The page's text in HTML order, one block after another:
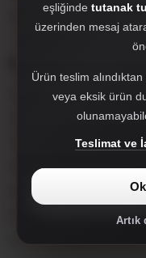
905527980412
Far, Stop ve Sisler
Tampon ve Tampon Setleri
Tampon Ekleri ve Difizörler
Facelift Dönüşüm Setleri
Hayalet Ekran
eşliğinde tutanak
üzerinden mesaj
Ürün teslim
veya eksik ürün
Teslimat ve
Artık